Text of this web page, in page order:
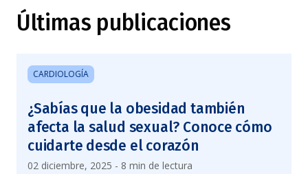
Últimas publicaciones
CARDIOLOGÍA
¿Sabías que la obesidad también
afecta la salud sexual? Conoce cómo
cuidarte desde el corazón
02 diciembre, 2025 - 8 min de lectura